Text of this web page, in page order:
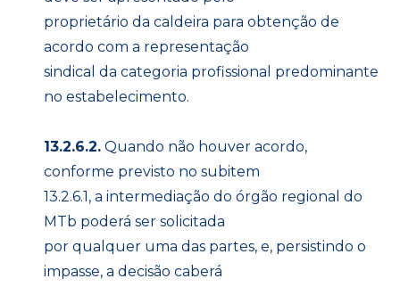
proprietário da caldeira para obtenção de
acordo com a representação
sindical da categoria profissional predominante
no estabelecimento.
13.2.6.2.Quando não houver acordo,
conforme previsto no subitem
13.2.6.1, a intermediação do órgão regional do
MTb poderá ser solicitada
por qualquer uma das partes, e, persistindo o
impasse, a decisão caberá